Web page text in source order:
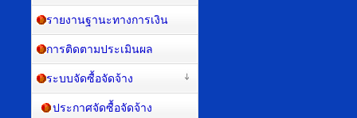
รายงานฐานะทางการเงิน
การติดตามประเมินผล
ระบบจัดซื้อจัดจ้าง
ประกาศจัดซื้อจัดจ้าง